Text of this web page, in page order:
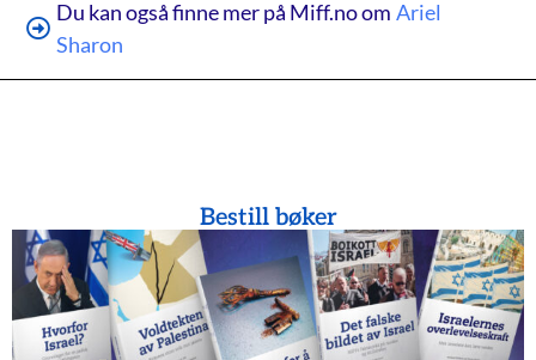
Du kan også finne mer på Miff.no om Ariel
Sharon
Bestill bøker